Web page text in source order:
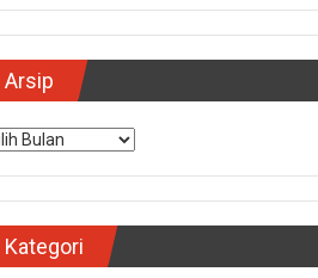
Arsip
Kategori